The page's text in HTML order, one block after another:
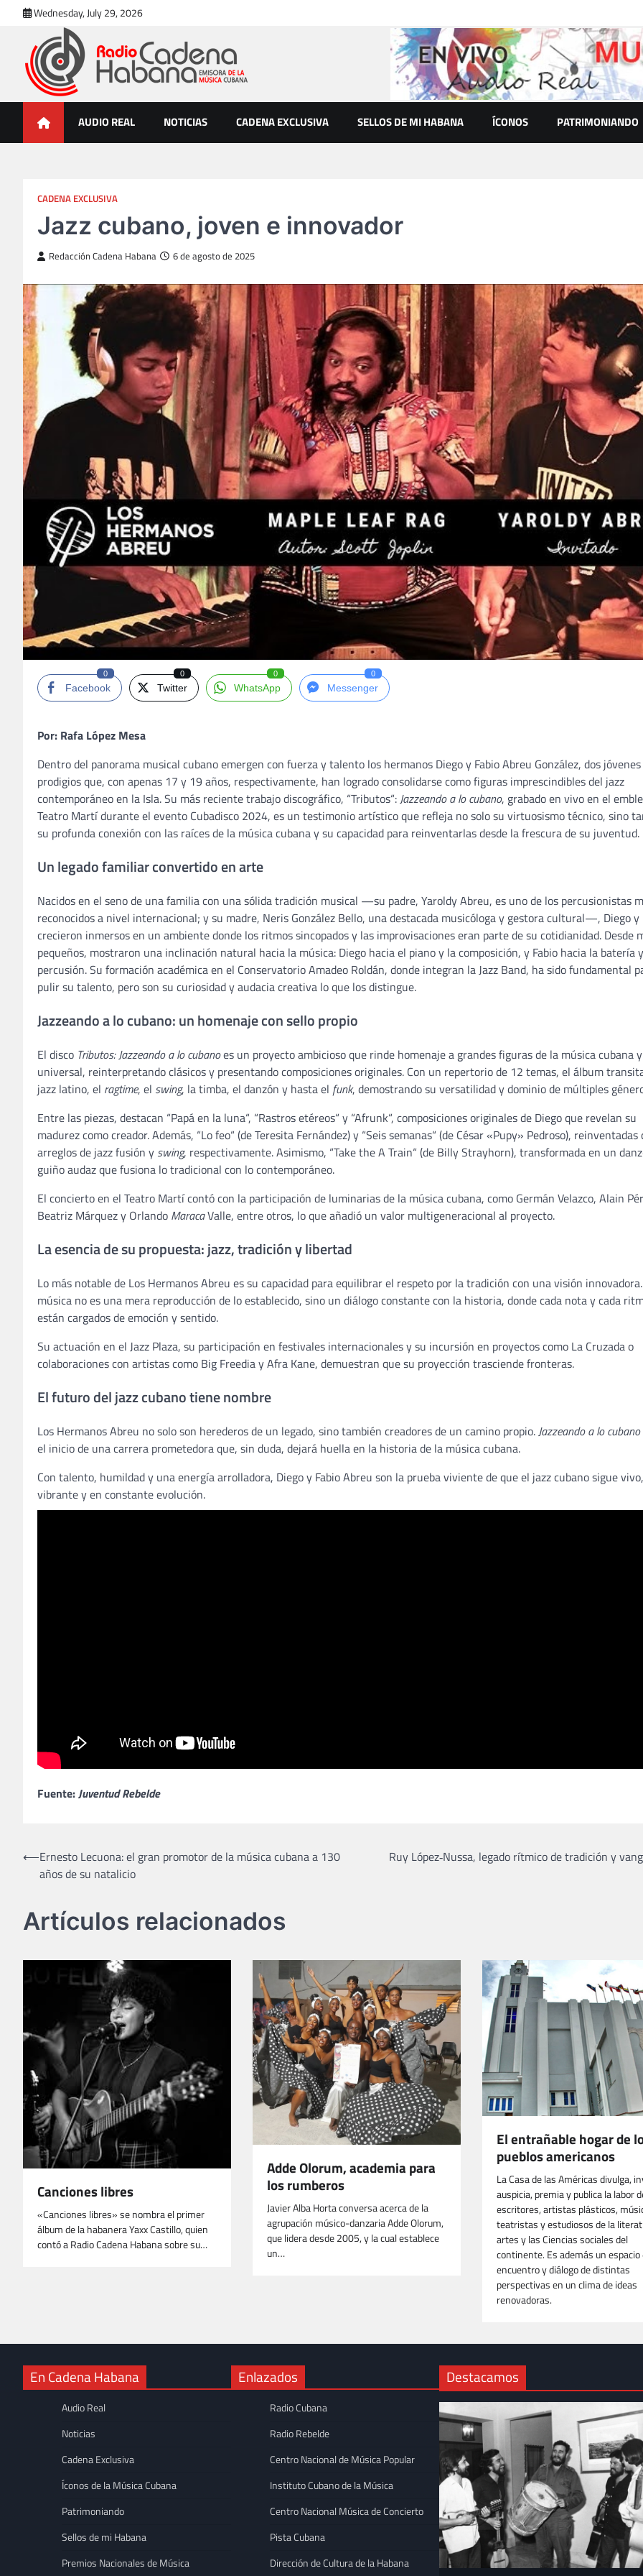
content
Wednesday, July 29, 2026
Radio Cadena Habana
AUDIO REAL NOTICIAS CADENA EXCLUSIVA SELLOS DE MI HABANA ÍCONOS PATRIMONIANDO
CADENA EXCLUSIVA
Jazz cubano, joven e innovador
Redacción Cadena Habana 6 de agosto de 2025
Facebook
0
Twitter
0
WhatsApp
0
Messenger
0
Por: Rafa López Mesa
Dentro del panorama musical cubano emergen con fuerza y talento los hermanos Diego y Fabio Abreu González, dos jóvenes
prodigios que, con apenas 17 y 19 años, respectivamente, han logrado consolidarse como figuras imprescindibles del jazz
contemporáneo en la Isla. Su más reciente trabajo discográfico, “Tributos“:Jazzeando a lo cubano, grabado en vivo en el
Teatro Martí durante el evento Cubadisco 2024, es un testimonio artístico que refleja no solo su virtuosismo técnico, sino
su profunda conexión con las raíces de la música cubana y su capacidad para reinventarlas desde la frescura de su juventud.
Un legado familiar convertido en arte
Nacidos en el seno de una familia con una sólida tradición musical —su padre, Yaroldy Abreu, es uno de los percusionistas
reconocidos a nivel internacional; y su madre, Neris González Bello, una destacada musicóloga y gestora cultural—, Diego y
crecieron inmersos en un ambiente donde los ritmos sincopados y las improvisaciones eran parte de su cotidianidad. Desde
pequeños, mostraron una inclinación natural hacia la música: Diego hacia el piano y la composición, y Fabio hacia la batería
percusión. Su formación académica en el Conservatorio Amadeo Roldán, donde integran la Jazz Band, ha sido fundamental
pulir su talento, pero son su curiosidad y audacia creativa lo que los distingue.
Jazzeando a lo cubano: un homenaje con sello propio
El disco Tributos: Jazzeando a lo cubanoes un proyecto ambicioso que rinde homenaje a grandes figuras de la música cubana y
universal, reinterpretando clásicos y presentando composiciones originales. Con un repertorio de 12 temas, el álbum
jazz latino, el ragtime, el swing, la timba, el danzón y hasta el funk, demostrando su versatilidad y dominio de múltiples
Entre las piezas, destacan “Papá en la luna“, “Rastros etéreos“ y “Afrunk“, composiciones originales de Diego que revelan su
madurez como creador. Además, “Lo feo“ (de Teresita Fernández) y “Seis semanas“ (de César «Pupy» Pedroso), reinventadas
arreglos de jazz fusión y swing, respectivamente. Asimismo, “Take the A Train“ (de Billy Strayhorn), transformada en un
guiño audaz que fusiona lo tradicional con lo contemporáneo.
El concierto en el Teatro Martí contó con la participación de luminarias de la música cubana, como Germán Velazco, Alain
Beatriz Márquez y Orlando MaracaValle, entre otros, lo que añadió un valor multigeneracional al proyecto.
La esencia de su propuesta: jazz, tradición y libertad
Lo más notable de Los Hermanos Abreu es su capacidad para equilibrar el respeto por la tradición con una visión
música no es una mera reproducción de lo establecido, sino un diálogo constante con la historia, donde cada nota y cada
están cargados de emoción y sentido.
Su actuación en el Jazz Plaza, su participación en festivales internacionales y su incursión en proyectos como La Cruzada o
colaboraciones con artistas como Big Freedia y Afra Kane, demuestran que su proyección trasciende fronteras.
El futuro del jazz cubano tiene nombre
Los Hermanos Abreu no solo son herederos de un legado, sino también creadores de un camino propio.Jazzeando a lo cubano
el inicio de una carrera prometedora que, sin duda, dejará huella en la historia de la música cubana.
Con talento, humildad y una energía arrolladora, Diego y Fabio Abreu son la prueba viviente de que el jazz cubano sigue vivo,
vibrante y en constante evolución.
Fuente:Juventud Rebelde
Navegación
⟵Ernesto Lecuona: el gran promotor de la música cubana a 130
años de su natalicio
Ruy López‑Nussa, legado rítmico de tradición y
Artículos relacionados
Canciones libres
«Canciones libres» se nombra el primer
álbum de la habanera Yaxx Castillo, quien
contó a Radio Cadena Habana sobre su…
Adde Olorum, academia para
los rumberos
Javier Alba Horta conversa acerca de la
agrupación músico-danzaria Adde Olorum,
que lidera desde 2005, y la cual establece
un…
El entrañable hogar de
pueblos americanos
La Casa de las Américas divulga,
auspicia, premia y publica la labor
escritores, artistas plásticos,
teatristas y estudiosos de la
artes y las Ciencias sociales del
continente. Es además un espacio
encuentro y diálogo de distintas
perspectivas en un clima de ideas
renovadoras.
En Cadena Habana
Audio Real
Noticias
Cadena Exclusiva
Íconos de la Música Cubana
Patrimoniando
Sellos de mi Habana
Premios Nacionales de Música
Enlazados
Radio Cubana
Radio Rebelde
Centro Nacional de Música Popular
Instituto Cubano de la Música
Centro Nacional Música de Concierto
Pista Cubana
Dirección de Cultura de la Habana
Destacamos